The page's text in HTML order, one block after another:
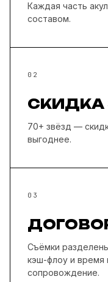
Каждая часть
составом.
02
СКИДКА
70+ звёзд —
выгоднее.
03
Съёмки
кэш-флоу и время
сопровождение.